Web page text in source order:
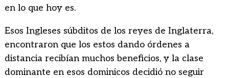
en lo que hoy es.
Esos Ingleses súbditos de los reyes de Inglaterra,
encontraron que los estos dando órdenes a
distancia recibían muchos beneficios, y la clase
dominante en esos dominicos decidió no seguir